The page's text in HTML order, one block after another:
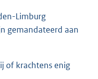
Limburg
gemandateerd aan
of krachtens enig